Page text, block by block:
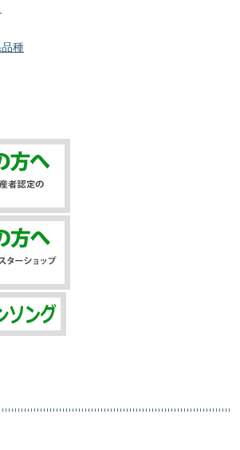
種